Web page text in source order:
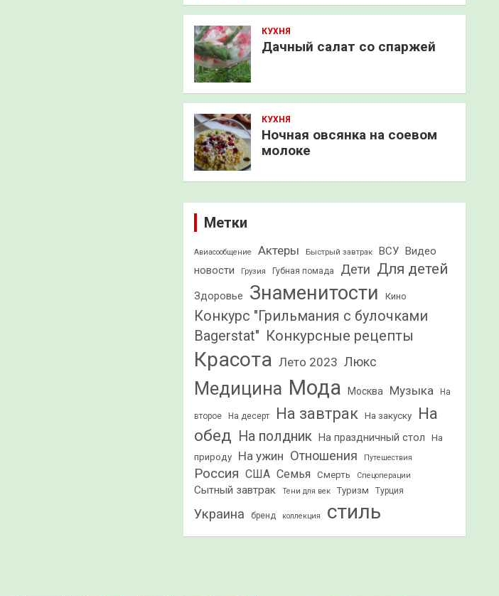
КУХНЯ
Дачный салат со спаржей
КУХНЯ
Ночная овсянка на соевом
молоке
Метки
Авиасообщение Актеры Быстрый завтрак ВСУ Видео
новости
Грузия Губная помада Дети Для детей
Здоровье Знаменитости Кино
Конкурс "Грильмания с булочками
Bagerstat" Конкурсные рецепты
Красота Лето 2023 Люкс
Медицина Мода Москва Музыка На
второе На десерт На завтрак На закуску
На
обед На полдник На праздничный стол
На
природу
На ужин Отношения Путешествия
Россия США Семья Смерть Спецоперации
Сытный завтрак Тени для век Туризм Турция
Украина бренд коллекция стиль